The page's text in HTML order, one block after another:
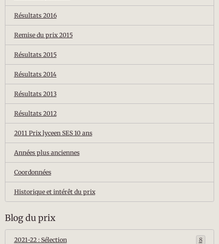
Résultats 2016
Remise du prix 2015
Résultats 2015
Résultats 2014
Résultats 2013
Résultats 2012
2011 Prix lyceen SES 10 ans
Années plus anciennes
Coordonnées
Historique et intérêt du prix
Blog du prix
2021-22 : Sélection 8